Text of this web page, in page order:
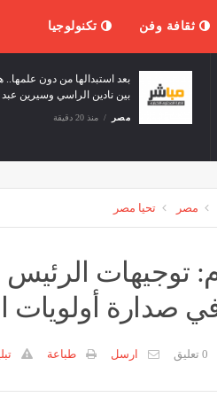
ثقافة وفن تكنولوجيا
عام على القرار… هل يصبح الجنوب بلا
مصر تحيا مصر
توجيهات
صدارة أولويات
0 تعليق ارسل طباعة